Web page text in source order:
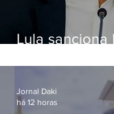
Lula sanciona
crianças
Jornal Daki
há 12 horas